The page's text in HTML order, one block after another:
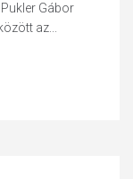
Gábor
az...